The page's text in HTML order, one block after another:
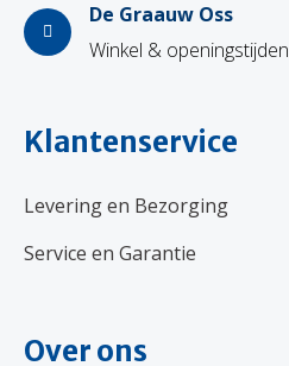
De Graauw Oss
Winkel & openingstijden
Klantenservice
Levering en Bezorging
Service en Garantie
Over ons